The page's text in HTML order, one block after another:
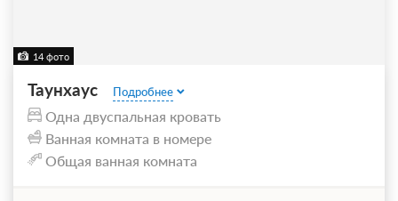
14 фото
Таунхаус Подробнее
Одна двуспальная кровать
Ванная комната в номере
Общая ванная комната